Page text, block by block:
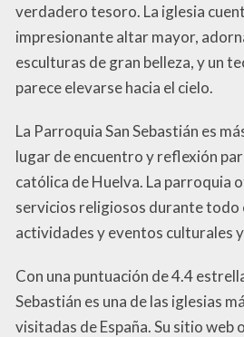
verdadero tesoro. La iglesia
impresionante altar mayor,
esculturas de gran belleza, y un
parece elevarse hacia el cielo.
La Parroquia San Sebastián es
lugar de encuentro y reflexión
católica de Huelva. La parroquia
servicios religiosos durante todo
actividades y eventos culturales
Con una puntuación de 4.4
Sebastián es una de las iglesias
visitadas de España. Su sitio web